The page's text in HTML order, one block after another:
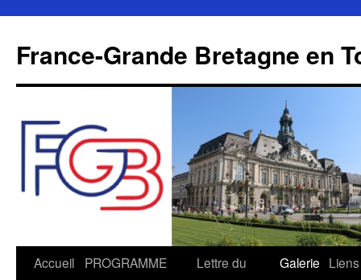
contenu
France-Grande Bretagne en
Accueil
PROGRAMME
Lettre du
Galerie Liens